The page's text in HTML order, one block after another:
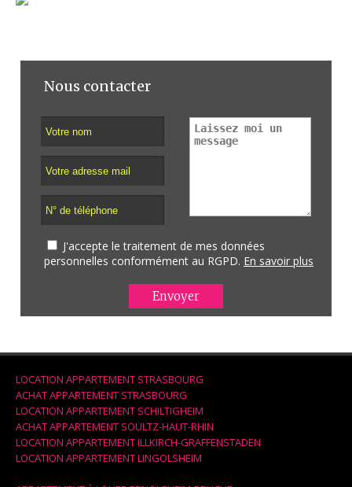
Nous contacter
J'accepte le traitement de mes données
personnelles conformément au RGPD. En savoir plus
LOCATION APPARTEMENT STRASBOURG
ACHAT APPARTEMENT STRASBOURG
LOCATION APPARTEMENT SCHILTIGHEIM
ACHAT APPARTEMENT SOULTZ-HAUT-RHIN
LOCATION APPARTEMENT ILLKIRCH-GRAFFENSTADEN
LOCATION APPARTEMENT LINGOLSHEIM